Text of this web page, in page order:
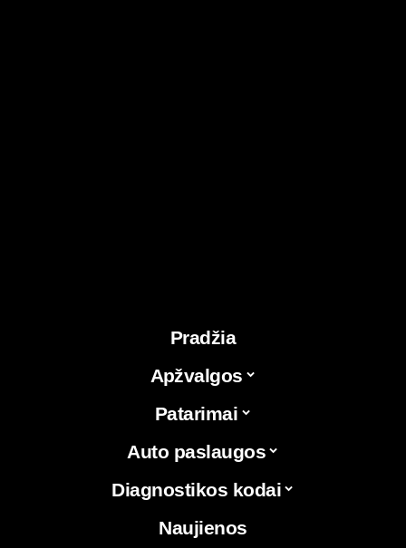
Pradžia
Apžvalgos
Patarimai
Auto paslaugos
Diagnostikos kodai
Naujienos